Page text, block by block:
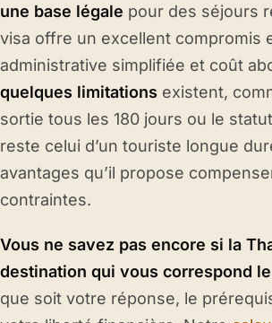
une base légale pour des séjours
visa offre un excellent compromis
administrative simplifiée et coût
quelques limitations existent,
sortie tous les 180 jours ou le
reste celui d’un touriste longue
avantages qu’il propose
contraintes.
Vous ne savez pas encore si la
destination qui vous correspond
que soit votre réponse, le